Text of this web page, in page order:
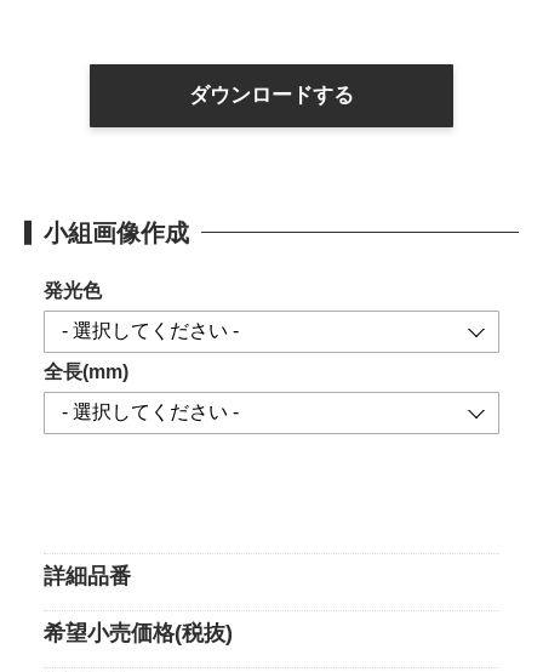
ダウンロードする
小組画像作成
発光色
全長(mm)
詳細品番
希望小売価格(税抜)